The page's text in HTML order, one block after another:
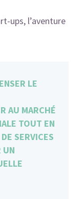
ups, l’aventure
LE
AU MARCHÉ
TOUT EN
SERVICES
UN